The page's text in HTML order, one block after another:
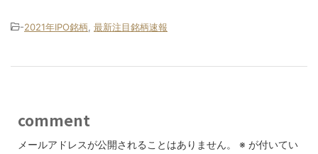
-2021年IPO銘柄 最新注目銘柄速報
comment
メールアドレスが公開されることはありません。 ※ が付いてい